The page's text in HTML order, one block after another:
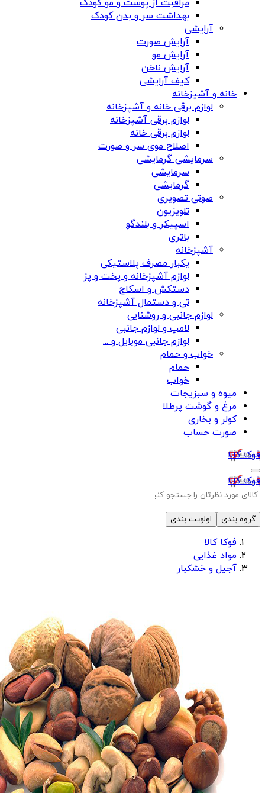
مراقبت از پوست و مو کودک
بهداشت سر و بدن کودک
آرایشی
آرایش صورت
آرایش مو
آرایش ناخن
کیف آرایشی
خانه و آشپزخانه
لوازم برقی خانه و آشپزخانه
لوازم برقی آشپزخانه
لوازم برقی خانه
اصلاح موی سر و صورت
سرمایشی گرمایشی
سرمایشی
گرمایشی
صوتی تصویری
تلویزیون
اسپیکر و بلندگو
باتری
آشپزخانه
یکبار مصرف پلاستیکی
لوازم آشپزخانه و پخت و پز
دستکش و اسکاج
تی و دستمال آشپزخانه
لوازم جانبی و روشنایی
لامپ و لوازم جانبی
لوازم جانبی موبایل و ...
خواب و حمام
حمام
خواب
میوه و سبزیجات
مرغ و گوشت پرطلا
کولر و بخاری
صورت حساب
فوکا کالا
فوکا کالا
گروه بندی اولویت بندی
فوکا کالا
مواد غذایی
آجیل و خشکبار